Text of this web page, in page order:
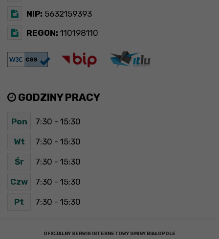
NIP: 5632159393
REGON: 110198110
GODZINY PRACY
Pon 7:30 - 15:30
Wt 7:30 - 15:30
Śr 7:30 - 15:30
Czw 7:30 - 15:30
Pt 7:30 - 15:30
OFICJALNY SERWIS INTERNETOWY GMINY BIAŁOPOLE